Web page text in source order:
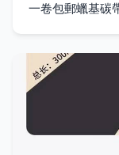
一卷包郵蠟基